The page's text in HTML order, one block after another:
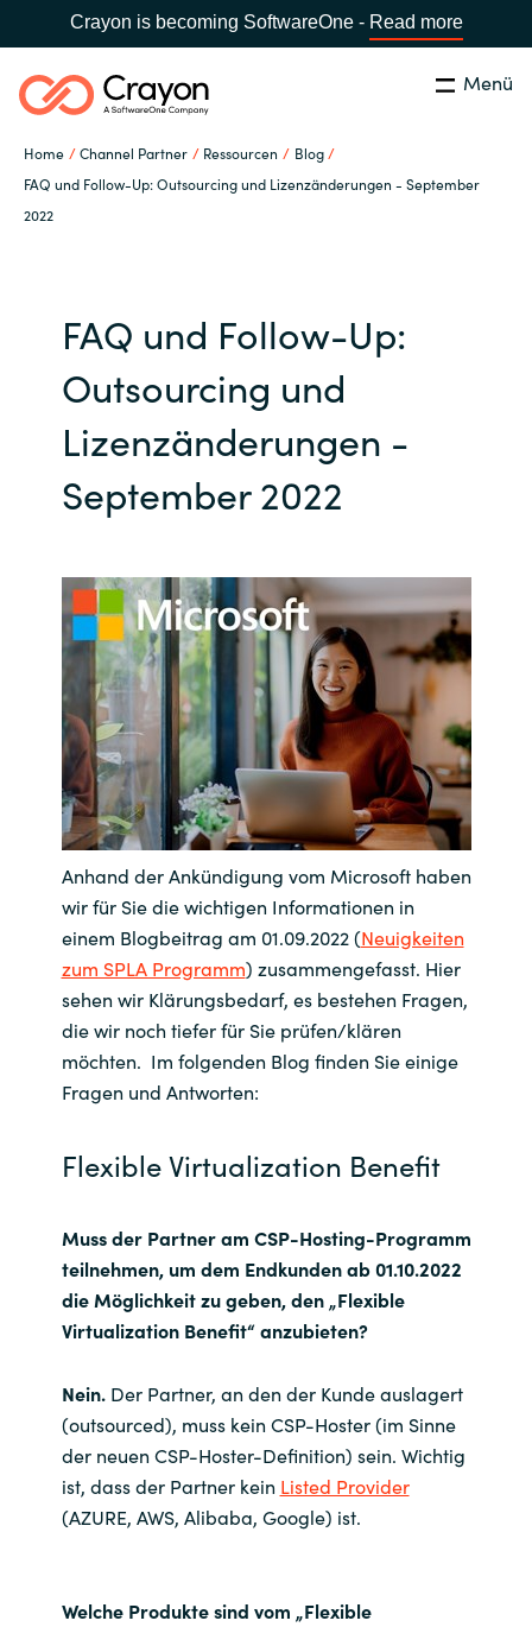
Crayon is becoming SoftwareOne - Read more
Menü
Home Channel Partner Ressourcen
Blog
FAQ und Follow-Up: Outsourcing und Lizenzänderungen - September
2022
Global site
Africa
Australia
Austria
Czechia
Denmark
Estonia
Finland
France
Germany
Hungary
Iceland
India
Indonesia
Kingdom of Saudi Arabia
Kuwait
Lithuania
Malaysia
Middle East
Suchen Schließen
Unsere Expertise
Ressourcen
IT Campus - Customer Trainings
Über uns
Kontakt
Karriere
Channel Partner
FAQ und Follow-Up:
Outsourcing und
Lizenzänderungen -
September 2022
Anhand der Ankündigung vom Microsoft haben
wir für Sie die wichtigen Informationen in
einem Blogbeitrag am 01.09.2022 (Neuigkeiten
zum SPLA Programm) zusammengefasst. Hier
sehen wir Klärungsbedarf, es bestehen Fragen,
die wir noch tiefer für Sie prüfen/klären
möchten. Im folgenden Blog finden Sie einige
Fragen und Antworten:
Flexible Virtualization Benefit
Muss der Partner am CSP-Hosting-Programm
teilnehmen, um dem Endkunden ab 01.10.2022
die Möglichkeit zu geben, den „Flexible
Virtualization Benefit“ anzubieten?
Nein.Der Partner, an den der Kunde auslagert
(outsourced), muss kein CSP-Hoster (im Sinne
der neuen CSP-Hoster-Definition) sein. Wichtig
ist, dass der Partner kein Listed Provider
(AZURE, AWS, Alibaba, Google) ist.
Welche Produkte sind vom „Flexible